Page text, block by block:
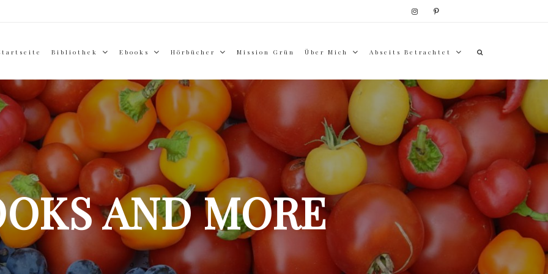
Bibliothek Ebooks Hörbücher Mission Grün Über Mich Abseits Betrachtet
AND MORE